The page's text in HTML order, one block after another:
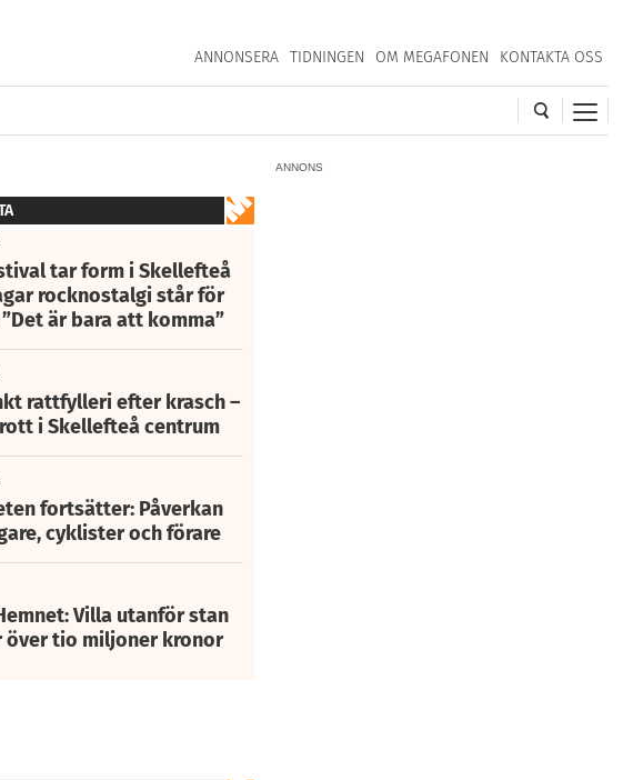
ANNONSERA TIDNINGEN OM MEGAFONEN KONTAKTA OSS
ANNONS
tar form i Skellefteå
rocknostalgi står för
är bara att komma”
rattfylleri efter krasch –
i Skellefteå centrum
fortsätter: Påverkan
cyklister och förare
Villa utanför stan
över tio miljoner kronor